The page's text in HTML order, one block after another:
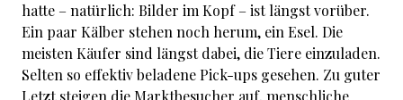
hatte – natürlich: Bilder im Kopf – ist längst vorüber.
Ein paar Kälber stehen noch herum, ein Esel. Die
meisten Käufer sind längst dabei, die Tiere einzuladen.
Selten so effektiv beladene Pick-ups gesehen. Zu guter
Letzt steigen die Marktbesucher auf, menschliche